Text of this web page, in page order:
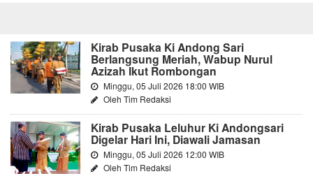
Kirab Pusaka Ki Andong Sari
Berlangsung Meriah, Wabup Nurul
Azizah Ikut Rombongan
Minggu, 05 Juli 2026 18:00 WIB
Oleh Tim Redaksi
Kirab Pusaka Leluhur Ki Andongsari
Digelar Hari Ini, Diawali Jamasan
Minggu, 05 Juli 2026 12:00 WIB
Oleh Tim Redaksi